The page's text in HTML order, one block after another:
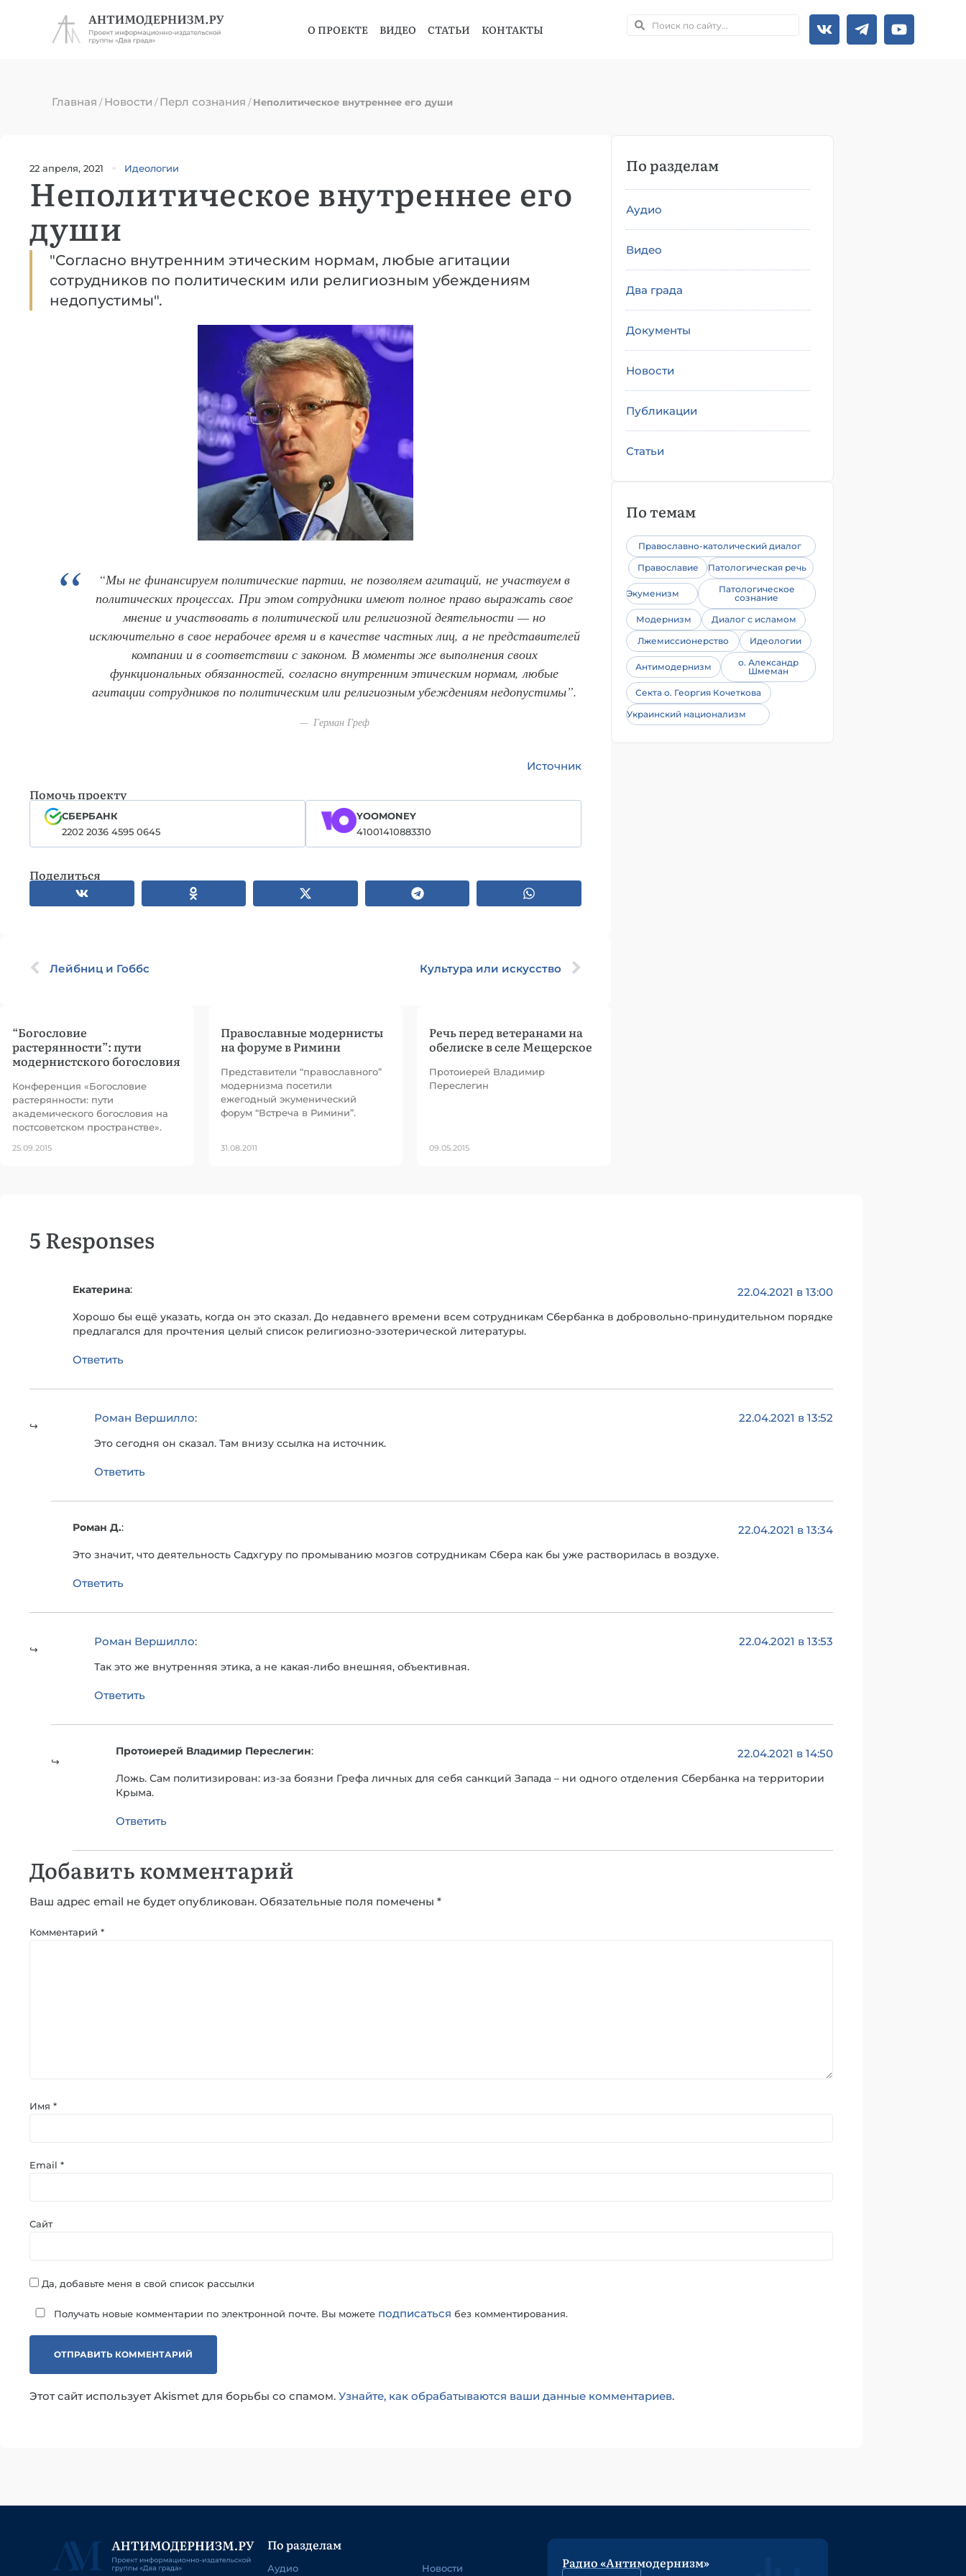
О ПРОЕКТЕ ВИДЕО СТАТЬИ КОНТАКТЫ
Главная /Новости /Перл сознания /Неполитическое внутреннее его души
22 апреля, 2021 Идеологии
Неполитическое внутреннее его
души
"Согласно внутренним этическим нормам, любые агитации
сотрудников по политическим или религиозным убеждениям
недопустимы".
“Мы не финансируем политические партии, не позволяем агитаций, не участвуем в
политических процессах. При этом сотрудники имеют полное право выражать свое
мнение и участвовать в политической или религиозной деятельности — но
исключительно в свое нерабочее время и в качестве частных лиц, а не представителей
компании и в соответствии с законом. В моменты же выполнения своих
функциональных обязанностей, согласно внутренним этическим нормам, любые
агитации сотрудников по политическим или религиозным убеждениям недопустимы”.
Герман Греф
Источник
Помочь проекту
СБЕРБАНК
2202 2036 4595 0645
YOOMONEY
41001410883310
Поделиться
Лейбниц и Гоббс Культура или искусство
“Богословие
растерянности”: пути
модернистского богословия
Конференция «Богословие
растерянности: пути
академического богословия на
постсоветском пространстве».
25.09.2015
Православные модернисты
на форуме в Римини
Представители “православного”
модернизма посетили
ежегодный экуменический
форум “Встреча в Римини”.
31.08.2011
Речь перед ветеранами на
обелиске в селе Мещерское
Протоиерей Владимир
Переслегин
09.05.2015
По разделам
Аудио
Видео
Два града
Документы
Новости
Публикации
Статьи
По темам
Православно-католический диалог
Православие
Патологическая речь
Экуменизм
Патологическое
сознание
Модернизм
Диалог с исламом
Лжемиссионерство
Идеологии
Антимодернизм
о. Александр
Шмеман
Секта о. Георгия Кочеткова
Украинский национализм
5 Responses
Екатерина: 22.04.2021 в 13:00
Хорошо бы ещё указать, когда он это сказал. До недавнего времени всем сотрудникам Сбербанка в добровольно-принудительном порядке
предлагался для прочтения целый список религиозно-эзотерической литературы.
Ответить
Роман Вершилло: 22.04.2021 в 13:52
Это сегодня он сказал. Там внизу ссылка на источник.
Ответить
Роман Д.: 22.04.2021 в 13:34
Это значит, что деятельность Садхгуру по промыванию мозгов сотрудникам Сбера как бы уже растворилась в воздухе.
Ответить
Роман Вершилло: 22.04.2021 в 13:53
Так это же внутренняя этика, а не какая-либо внешняя, объективная.
Ответить
Протоиерей Владимир Переслегин: 22.04.2021 в 14:50
Ложь. Сам политизирован: из-за боязни Грефа личных для себя санкций Запада – ни одного отделения Сбербанка на территории
Крыма.
Ответить
Добавить комментарий
Ваш адрес email не будет опубликован. Обязательные поля помечены *
Комментарий *
Имя *
Email *
Сайт
Да, добавьте меня в свой список рассылки
Получать новые комментарии по электронной почте. Вы можете подписаться без комментирования.
Этот сайт использует Akismet для борьбы со спамом. Узнайте, как обрабатываются ваши данные комментариев.
По разделам
Аудио Новости Радио «Антимодернизм»